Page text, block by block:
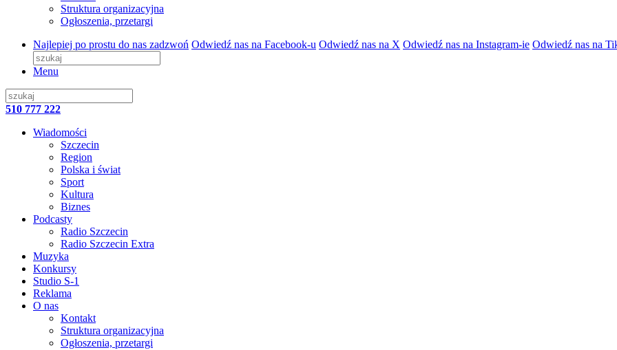
Struktura organizacyjna
Ogłoszenia, przetargi
Najlepiej po prostu do nas zadzwoń Odwiedź nas na Facebook-u Odwiedź nas na X Odwiedź nas na Instagram-ie Odwiedź nas na
Menu
510 777 222
Wiadomości
Szczecin
Region
Polska i świat
Sport
Kultura
Biznes
Podcasty
Radio Szczecin
Radio Szczecin Extra
Muzyka
Konkursy
Studio S-1
Reklama
O nas
Kontakt
Struktura organizacyjna
Ogłoszenia, przetargi